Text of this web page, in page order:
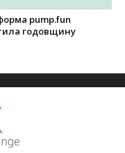
pump.fun
годовщину